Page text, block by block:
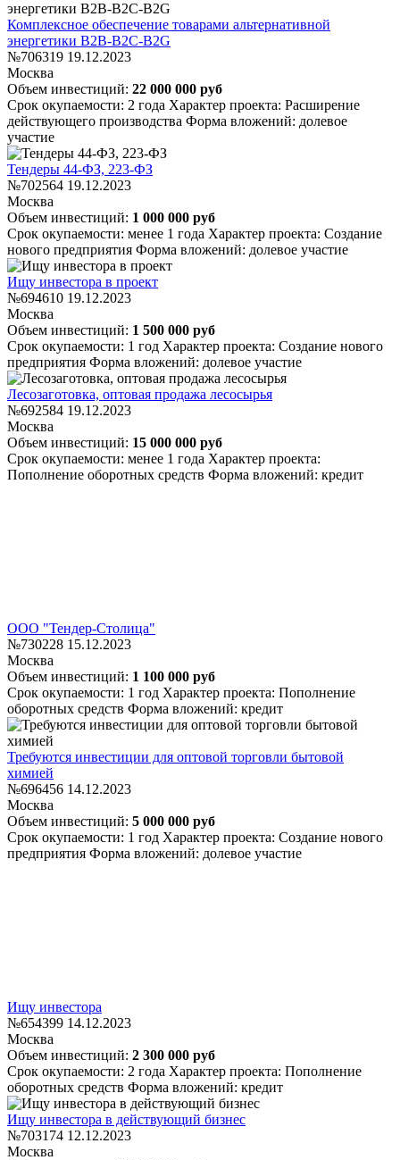
Комплексное обеспечение товарами альтернативной
энергетики B2B-B2C-B2G
№706319 19.12.2023
Москва
Объем инвестиций: 22 000 000 руб
Срок окупаемости: 2 года Характер проекта: Расширение
действующего производства Форма вложений: долевое
участие
Тендеры 44-ФЗ, 223-ФЗ
№702564 19.12.2023
Москва
Объем инвестиций: 1 000 000 руб
Срок окупаемости: менее 1 года Характер проекта: Создание
нового предприятия Форма вложений: долевое участие
Ищу инвестора в проект
№694610 19.12.2023
Москва
Объем инвестиций: 1 500 000 руб
Срок окупаемости: 1 год Характер проекта: Создание нового
предприятия Форма вложений: долевое участие
Лесозаготовка, оптовая продажа лесосырья
№692584 19.12.2023
Москва
Объем инвестиций: 15 000 000 руб
Срок окупаемости: менее 1 года Характер проекта:
Пополнение оборотных средств Форма вложений: кредит
ООО "Тендер-Столица"
№730228 15.12.2023
Москва
Объем инвестиций: 1 100 000 руб
Срок окупаемости: 1 год Характер проекта: Пополнение
оборотных средств Форма вложений: кредит
Требуются инвестиции для оптовой торговли бытовой
химией
№696456 14.12.2023
Москва
Объем инвестиций: 5 000 000 руб
Срок окупаемости: 1 год Характер проекта: Создание нового
предприятия Форма вложений: долевое участие
Ищу инвестора
№654399 14.12.2023
Москва
Объем инвестиций: 2 300 000 руб
Срок окупаемости: 2 года Характер проекта: Пополнение
оборотных средств Форма вложений: кредит
Ищу инвестора в действующий бизнес
№703174 12.12.2023
Москва